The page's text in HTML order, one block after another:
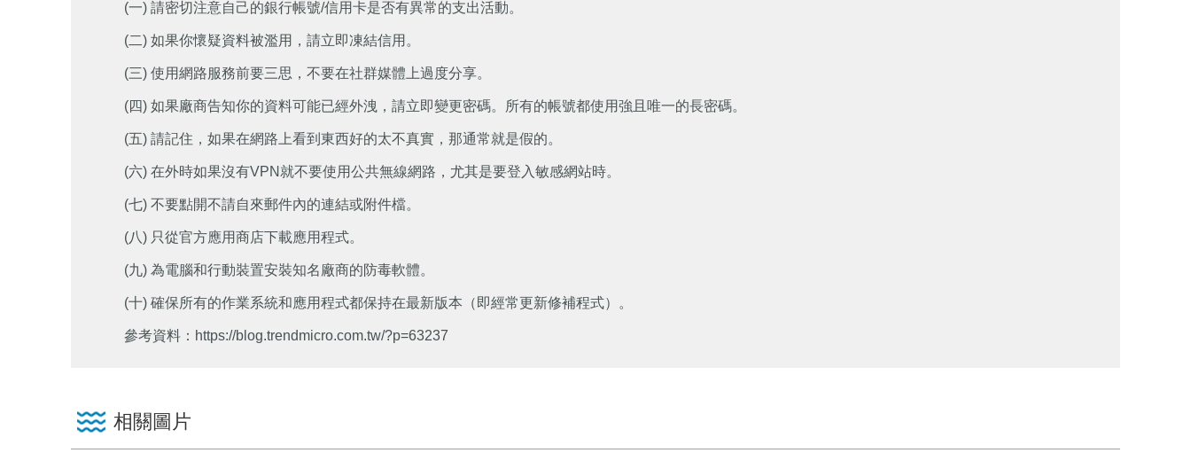
(一) 請密切注意自己的銀行帳號/信用卡是否有異常的支出活動。
(二) 如果你懷疑資料被濫用，請立即凍結信用。
(三) 使用網路服務前要三思，不要在社群媒體上過度分享。
(四) 如果廠商告知你的資料可能已經外洩，請立即變更密碼。所有的帳號都使用強且唯一的長密碼。
(五) 請記住，如果在網路上看到東西好的太不真實，那通常就是假的。
(六) 在外時如果沒有VPN就不要使用公共無線網路，尤其是要登入敏感網站時。
(七) 不要點開不請自來郵件內的連結或附件檔。
(八) 只從官方應用商店下載應用程式。
(九) 為電腦和行動裝置安裝知名廠商的防毒軟體。
(十) 確保所有的作業系統和應用程式都保持在最新版本（即經常更新修補程式）。
參考資料：https://blog.trendmicro.com.tw/?p=63237
相關圖片